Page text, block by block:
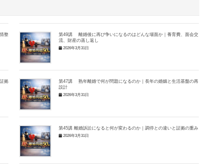
整
第49講 離婚後に再び争いになるのはどんな場面か｜養育費、面会交
流、財産の蒸し返し
2026年3月31日
拠
第47講 熟年離婚で何が問題になるのか｜長年の婚姻と生活基盤の再
設計
2026年3月31日
第45講 離婚訴訟になると何が変わるのか｜調停との違いと証拠の重み
2026年3月31日